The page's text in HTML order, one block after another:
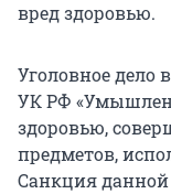
вред здоровью.
Уголовное дело
УК РФ
здоровью,
предметов,
Санкция данной